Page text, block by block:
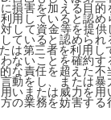
損害を加える目
用していると認め
して資金等を提
ていると認められ
は第三者を利用し
ないことを確約す
な責任を超えた不
動をし、または暴
いまたは威力を
の業務を妨害する